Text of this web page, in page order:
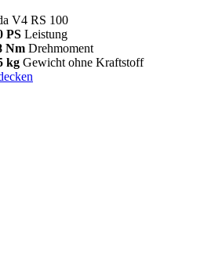
V4 RS 100
PS Leistung
Nm Drehmoment
kg Gewicht ohne Kraftstoff